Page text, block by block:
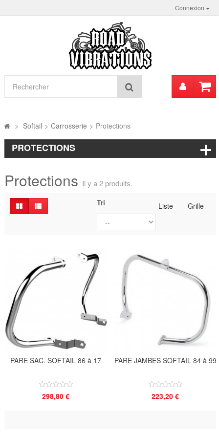
Connexion
Mon
> Softail > Carrosserie > Protections
PROTECTIONS
Protections Il y a 2 produits.
Liste Grille
Tri
PARE SAC. SOFTAIL 86 à 17
298,80 €
PARE JAMBES SOFTAIL 84 à 99
223,20 €